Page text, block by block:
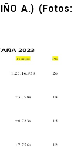
A.) (Fotos: